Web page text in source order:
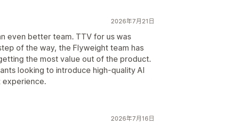
2026年7月21日
even better team. TTV for us was
of the way, the Flyweight team has
the most value out of the product.
looking to introduce high-quality AI
2026年7月16日